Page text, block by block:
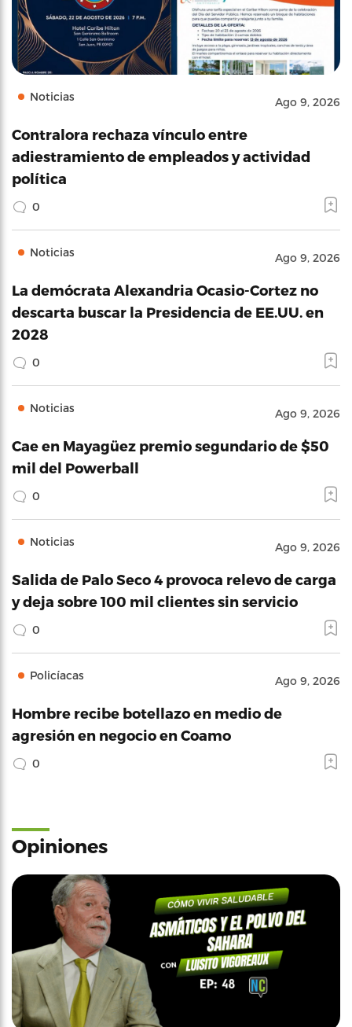
Noticias Ago 9, 2026
Contralora rechaza vínculo entre
adiestramiento de empleados y actividad
política
0
Noticias Ago 9, 2026
La demócrata Alexandria Ocasio-Cortez no
descarta buscar la Presidencia de EE.UU. en
2028
0
Noticias Ago 9, 2026
Cae en Mayagüez premio segundario de $50
mil del Powerball
0
Noticias Ago 9, 2026
Salida de Palo Seco 4 provoca relevo de carga
y deja sobre 100 mil clientes sin servicio
0
Policíacas Ago 9, 2026
Hombre recibe botellazo en medio de
agresión en negocio en Coamo
0
Opiniones